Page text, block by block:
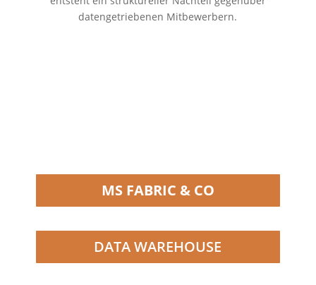
datengetriebenen Mitbewerbern.
MS FABRIC & CO
DATA WAREHOUSE